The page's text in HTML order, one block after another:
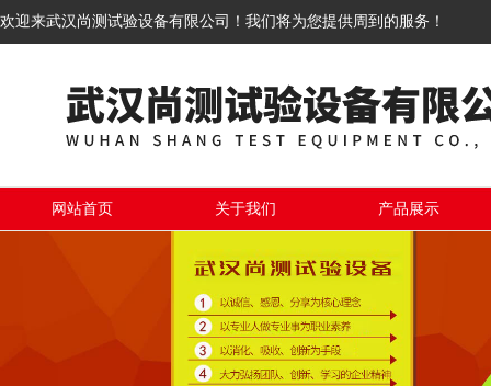
欢迎来武汉尚测试验设备有限公司！我们将为您提供周到的服务！
网站首页 关于我们 产品展示